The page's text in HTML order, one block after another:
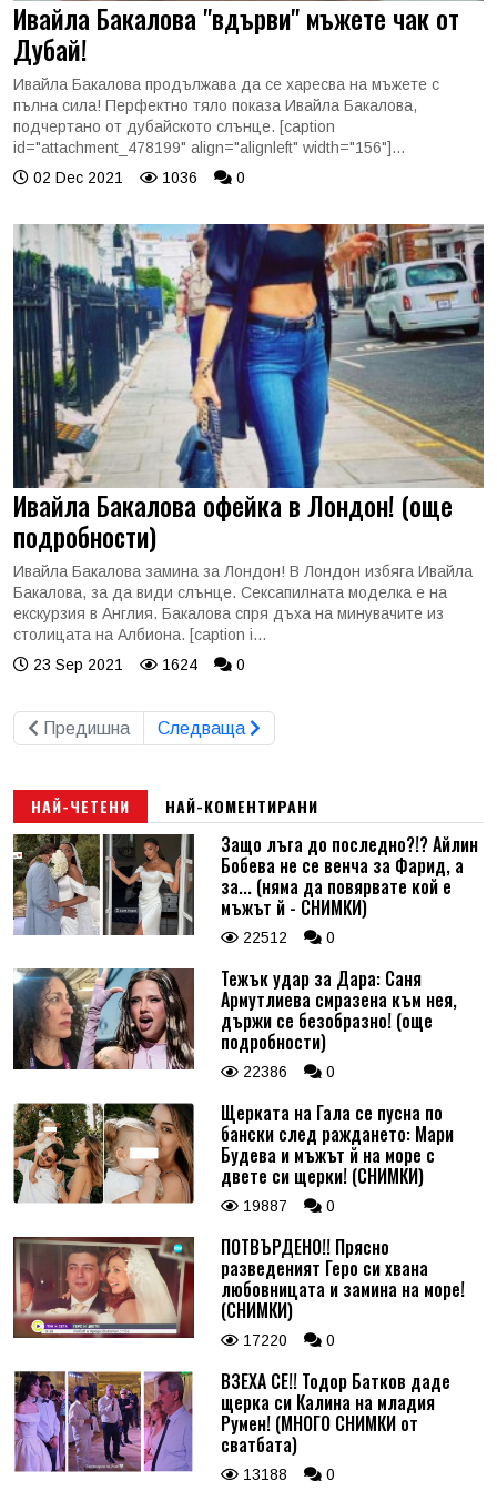
Ивайла Бакалова "вдърви" мъжете чак от
Дубай!
Ивайла Бакалова продължава да се харесва на мъжете с
пълна сила! Перфектно тяло показа Ивайла Бакалова,
подчертано от дубайското слънце. [caption
id="attachment_478199" align="alignleft" width="156"]...
02 Dec 2021
1036 0
Ивайла Бакалова офейка в Лондон! (още
подробности)
Ивайла Бакалова замина за Лондон! В Лондон избяга Ивайла
Бакалова, за да види слънце. Сексапилната моделка е на
екскурзия в Англия. Бакалова спря дъха на минувачите из
столицата на Албиона. [caption i...
23 Sep 2021
1624 0
Предишна Следваща
НАЙ-ЧЕТЕНИ НАЙ-КОМЕНТИРАНИ
Защо лъга до последно?!? Айлин
Бобева не се венча за Фарид, а
за... (няма да повярвате кой е
мъжът й - СНИМКИ)
22512 0
Тежък удар за Дара: Саня
Армутлиева смразена към нея,
държи се безобразно! (още
подробности)
22386 0
Щерката на Гала се пусна по
бански след раждането: Мари
Будева и мъжът й на море с
двете си щерки! (СНИМКИ)
19887 0
ПОТВЪРДЕНО!! Прясно
разведеният Геро си хвана
любовницата и замина на море!
(СНИМКИ)
17220 0
ВЗЕХА СЕ!! Тодор Батков даде
щерка си Калина на младия
Румен! (МНОГО СНИМКИ от
сватбата)
13188 0